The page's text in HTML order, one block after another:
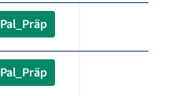
Pal_Präp
Pal_Präp